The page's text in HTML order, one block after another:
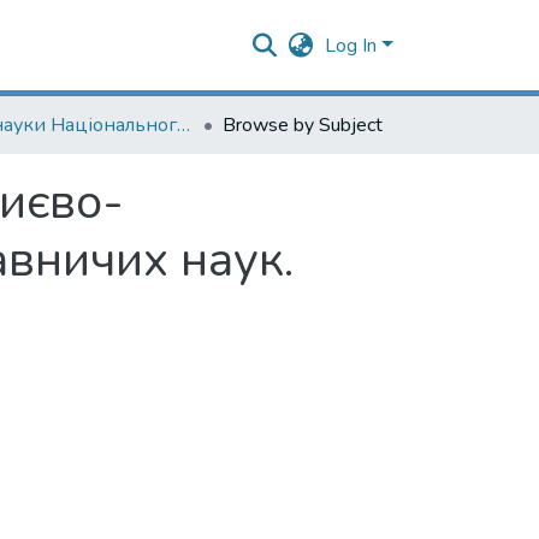
Log In
Дні науки Національного університету "Києво-Могилянська академія" на факультеті правничих наук. 2017 Browse by Subject
наук.